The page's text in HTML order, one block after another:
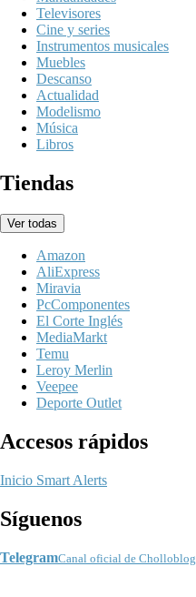
Televisores
Cine y series
Instrumentos musicales
Muebles
Descanso
Actualidad
Modelismo
Música
Libros
Tiendas
Ver todas
Amazon
AliExpress
Miravia
PcComponentes
El Corte Inglés
MediaMarkt
Temu
Leroy Merlin
Veepee
Deporte Outlet
Accesos rápidos
Inicio Smart Alerts
Síguenos
TelegramCanal oficial de Cholloblog